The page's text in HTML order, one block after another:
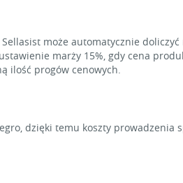
może automatycznie
marży 15%, gdy cena
ilość progów cenowych.
dzięki temu koszty prowadzenia